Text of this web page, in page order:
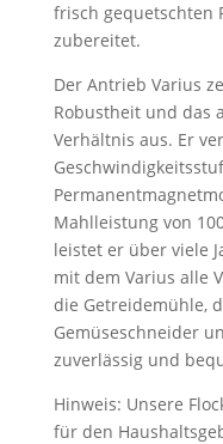
frisch gequetschten
zubereitet.
Der Antrieb Varius
Robustheit und das
Verhältnis aus. Er
Mahlleistung von
leistet er über viele
mit dem Varius alle
die Getreidemühle,
Gemüseschneider
zuverlässig und
Hinweis: Unsere
für den